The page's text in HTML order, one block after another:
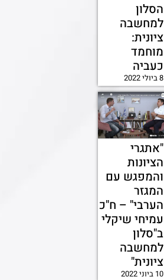
הסלון
למחשבה
ציונית:
מוחמד
כעביה
8 ביולי 2022
"אתגרי
הציונות
והמפגש עם
המגזר
הערבי" – ח"כ
עמיחי שיקלי
ב"סלון
למחשבה
ציונית"
10 ביוני 2022